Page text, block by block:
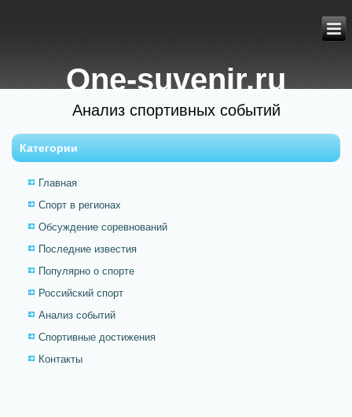
One-suvenir.ru
Анализ спортивных событий
Категории
Главная
Спорт в регионах
Обсуждение соревнований
Последние известия
Популярно о спорте
Российский спорт
Анализ событий
Спортивные достижения
Контакты